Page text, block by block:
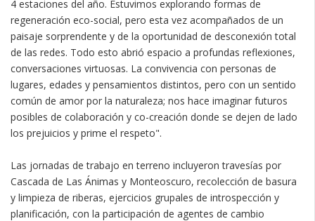
4 estaciones del año. Estuvimos explorando formas de
regeneración eco-social, pero esta vez acompañados de un
paisaje sorprendente y de la oportunidad de desconexión total
de las redes. Todo esto abrió espacio a profundas reflexiones,
conversaciones virtuosas. La convivencia con personas de
lugares, edades y pensamientos distintos, pero con un sentido
común de amor por la naturaleza; nos hace imaginar futuros
posibles de colaboración y co-creación donde se dejen de lado
los prejuicios y prime el respeto".
Las jornadas de trabajo en terreno incluyeron travesías por
Cascada de Las Ánimas y Monteoscuro, recolección de basura
y limpieza de riberas, ejercicios grupales de introspección y
planificación, con la participación de agentes de cambio